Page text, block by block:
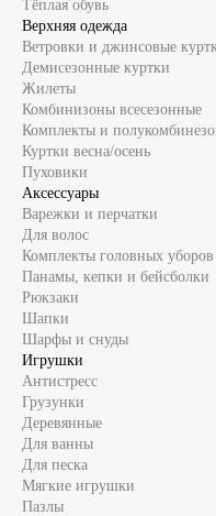
Тёплая обувь
Верхняя одежда
Ветровки и джинсовые
Демисезонные куртки
Жилеты
Комбинизоны всесезонные
Комплекты и
Куртки весна/осень
Пуховики
Аксессуары
Варежки и перчатки
Для волос
Комплекты головных уборов
Панамы, кепки и бейсболки
Рюкзаки
Шапки
Шарфы и снуды
Игрушки
Антистресс
Грузунки
Деревянные
Для ванны
Для песка
Мягкие игрушки
Пазлы